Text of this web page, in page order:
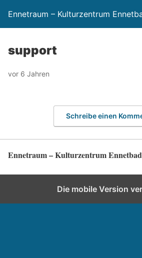
Ennetraum – Kulturzentrum
support
vor 6 Jahren
Schreibe einen
Ennetraum – Kulturzentrum
Die mobile Version